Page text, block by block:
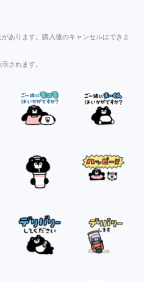
あります。購入後のキャンセルはできま
されます。